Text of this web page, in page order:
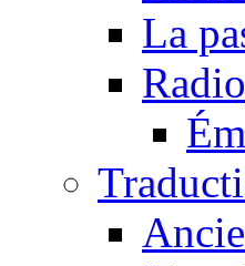
La
Radio